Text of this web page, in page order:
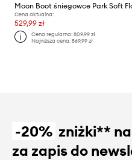
Moon Boot śniegowce Park Soft
Cena aktualna:
529,99 zł
Cena regularna:809,99 zł
Najniższa cena:569,99 zł
-20% zniżki**
za zapis do